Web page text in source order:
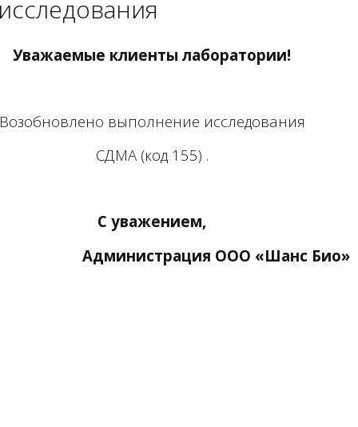
Уважаемые клиенты лаборатории!
Возобновлено выполнение исследования
СДМА (код 155) .
С уважением,
ООО «Шанс Био»